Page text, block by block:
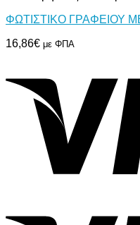
ΦΩΤΙΣΤΙΚΟ ΓΡΑΦΕΙΟΥ
16,86€ με ΦΠΑ